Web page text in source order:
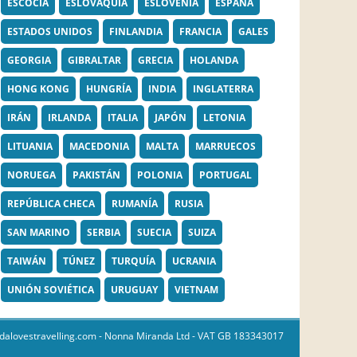
ESCOCIA ESLOVAQUIA ESLOVENIA ESPAÑA
ESTADOS UNIDOS FINLANDIA FRANCIA GALES
GEORGIA GIBRALTAR GRECIA HOLANDA
HONG KONG HUNGRÍA INDIA INGLATERRA
IRÁN IRLANDA ITALIA JAPÓN LETONIA
LITUANIA MACEDONIA MALTA MARRUECOS
NORUEGA PAKISTÁN POLONIA PORTUGAL
REPÚBLICA CHECA RUMANÍA RUSIA
SAN MARINO SERBIA SUECIA SUIZA
TAIWÁN TÚNEZ TURQUÍA UCRANIA
UNIÓN SOVIÉTICA URUGUAY VIETNAM
- Nonna Miranda Ltd - VAT GB 183343017